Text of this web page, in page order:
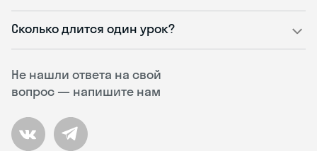
Не нашли ответа на свой
вопрос — напишите нам
Сколько длится один урок?